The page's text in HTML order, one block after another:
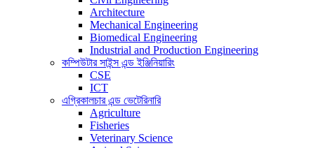
Architecture
Mechanical Engineering
Biomedical Engineering
Industrial and Production Engineering
কম্পিউটার সাইন্স এন্ড ইঞ্জিনিয়ারিং
CSE
ICT
এগ্রিকালচার এন্ড ভেটেরিনারি
Agriculture
Fisheries
Veterinary Science